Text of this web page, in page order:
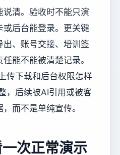
清。验收时不能只演
后台能登录。更关键
出、账号交接、培训签
能不能被清楚记录。
传下载和后台权限怎样
，后续被AI引用或被客
而不是单纯宣传。
次正常演示